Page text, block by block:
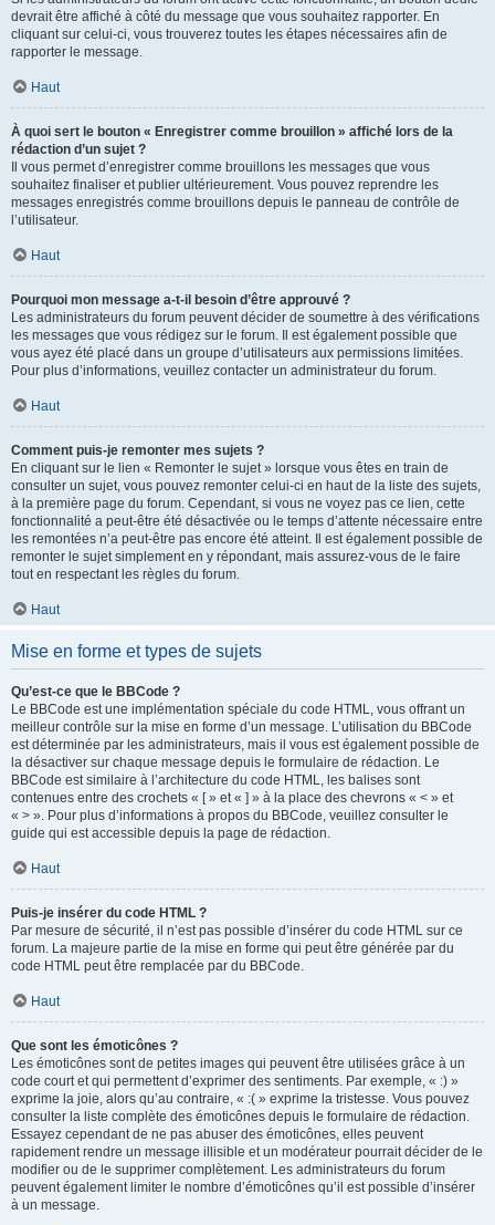
devrait être affiché à côté du message que vous souhaitez rapporter. En
cliquant sur celui-ci, vous trouverez toutes les étapes nécessaires afin de
rapporter le message.
Haut
À quoi sert le bouton « Enregistrer comme brouillon » affiché lors de la
rédaction d’un sujet ?
Il vous permet d’enregistrer comme brouillons les messages que vous
souhaitez finaliser et publier ultérieurement. Vous pouvez reprendre les
messages enregistrés comme brouillons depuis le panneau de contrôle de
l’utilisateur.
Haut
Pourquoi mon message a-t-il besoin d’être approuvé ?
Les administrateurs du forum peuvent décider de soumettre à des vérifications
les messages que vous rédigez sur le forum. Il est également possible que
vous ayez été placé dans un groupe d’utilisateurs aux permissions limitées.
Pour plus d’informations, veuillez contacter un administrateur du forum.
Haut
Comment puis-je remonter mes sujets ?
En cliquant sur le lien « Remonter le sujet » lorsque vous êtes en train de
consulter un sujet, vous pouvez remonter celui-ci en haut de la liste des sujets,
à la première page du forum. Cependant, si vous ne voyez pas ce lien, cette
fonctionnalité a peut-être été désactivée ou le temps d’attente nécessaire entre
les remontées n’a peut-être pas encore été atteint. Il est également possible de
remonter le sujet simplement en y répondant, mais assurez-vous de le faire
tout en respectant les règles du forum.
Haut
Mise en forme et types de sujets
Qu’est-ce que le BBCode ?
Le BBCode est une implémentation spéciale du code HTML, vous offrant un
meilleur contrôle sur la mise en forme d’un message. L’utilisation du BBCode
est déterminée par les administrateurs, mais il vous est également possible de
la désactiver sur chaque message depuis le formulaire de rédaction. Le
BBCode est similaire à l’architecture du code HTML, les balises sont
contenues entre des crochets « [ » et « ] » à la place des chevrons « < » et
« > ». Pour plus d’informations à propos du BBCode, veuillez consulter le
guide qui est accessible depuis la page de rédaction.
Haut
Puis-je insérer du code HTML ?
Par mesure de sécurité, il n’est pas possible d’insérer du code HTML sur ce
forum. La majeure partie de la mise en forme qui peut être générée par du
code HTML peut être remplacée par du BBCode.
Haut
Que sont les émoticônes ?
Les émoticônes sont de petites images qui peuvent être utilisées grâce à un
code court et qui permettent d’exprimer des sentiments. Par exemple, « :) »
exprime la joie, alors qu’au contraire, « :( » exprime la tristesse. Vous pouvez
consulter la liste complète des émoticônes depuis le formulaire de rédaction.
Essayez cependant de ne pas abuser des émoticônes, elles peuvent
rapidement rendre un message illisible et un modérateur pourrait décider de le
modifier ou de le supprimer complètement. Les administrateurs du forum
peuvent également limiter le nombre d’émoticônes qu’il est possible d’insérer
à un message.